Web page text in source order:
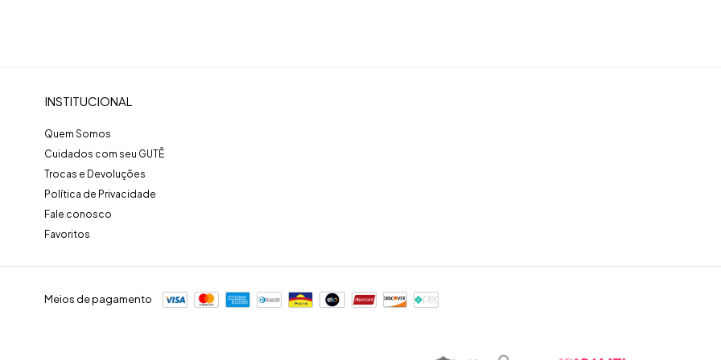
INSTITUCIONAL
Quem Somos
Cuidados com seu GUTÊ
Trocas e Devoluções
Política de Privacidade
Fale conosco
Favoritos
Meios de pagamento